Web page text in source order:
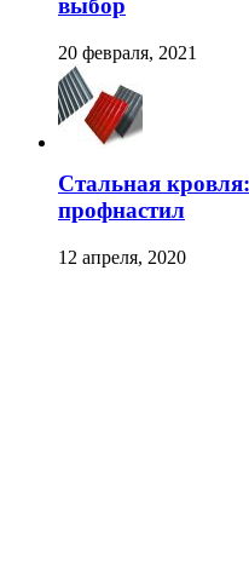
выбор
20 февраля, 2021
Стальная
профнастил
12 апреля, 2020